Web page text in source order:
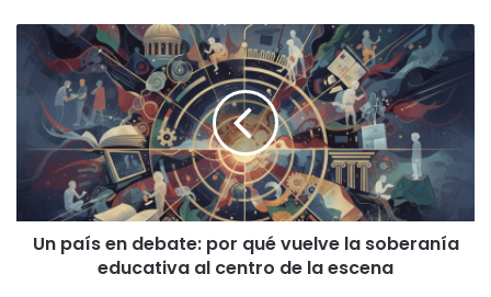
Un
país
debate:
qué
vuelve
soberanía
educativa
Un país en debate: por qué vuelve la soberanía
educativa al centro de la escena